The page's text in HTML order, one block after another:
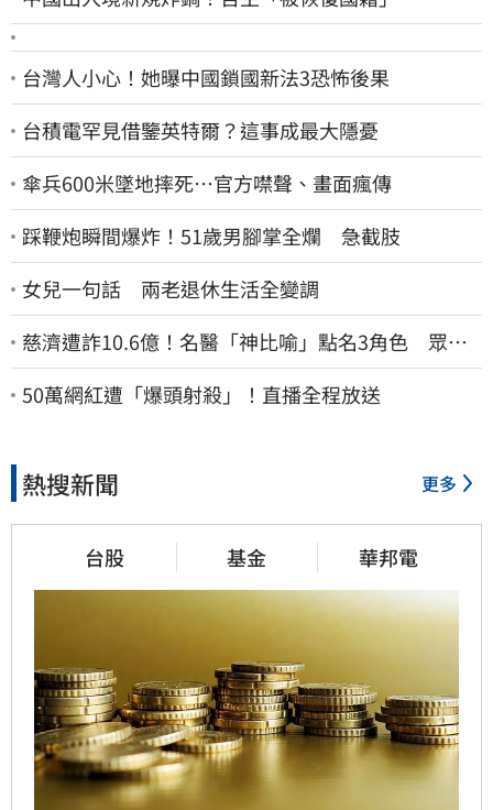
台灣人小心！她曝中國鎖國新法3恐怖後果
台積電罕見借鑒英特爾？這事成最大隱憂
傘兵600米墜地摔死…官方噤聲、畫面瘋傳
踩鞭炮瞬間爆炸！51歲男腳掌全爛 急截肢
女兒一句話 兩老退休生活全變調
慈濟遭詐10.6億！名醫「神比喻」點名3角色 眾人
一看秒懂讚：好傳神
50萬網紅遭「爆頭射殺」！直播全程放送
熱搜新聞 更多
台股 基金 華邦電